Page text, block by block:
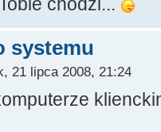
chodzi...
systemu
21 lipca 2008, 21:24